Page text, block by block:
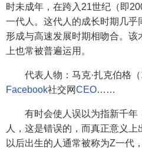
时未成年，在跨入21世纪（即
一代人。这代人的成长时期几乎
形成与高速发展时期相吻合。该
上也常被普遍运用。
代表人物：马克·扎克伯格（
Facebook社交网CEO……
有时会使人误以为指新千年
人，这是错误的，而真正意义
以后出生的人通常被称为Z一代